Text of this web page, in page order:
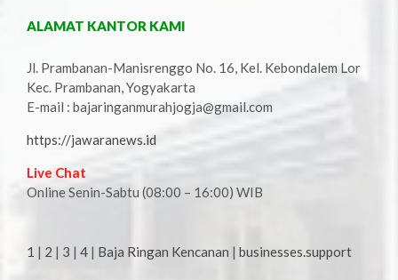
ALAMAT KANTOR KAMI
Jl. Prambanan-Manisrenggo No. 16, Kel. Kebondalem Lor
Kec. Prambanan, Yogyakarta
E-mail : bajaringanmurahjogja@gmail.com
https://jawaranews.id
Live Chat
Online Senin-Sabtu (08:00 – 16:00) WIB
1 | 2 | 3 | 4 | Baja Ringan Kencanan | businesses.support